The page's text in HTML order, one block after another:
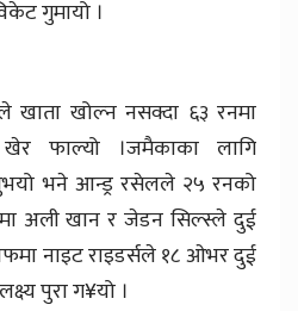
गुमायो ।
खाता खोल्न नसक्दा ६३ रनमा
फाल्यो ।जमैकाका लागि
भने आन्ड्र रसेलले २५ रनको
अली खान र जेडन सिल्स्ले दुई
नाइट राइडर्सले १८ ओभर दुई
पुरा ग¥यो ।